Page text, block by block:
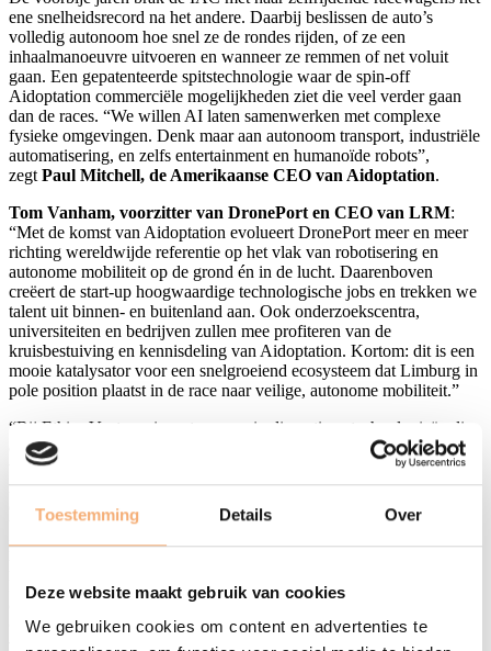
Toestemming Details Over
Deze website maakt gebruik van cookies
We gebruiken cookies om content en advertenties te
ene snelheidsrecord na het andere. Daarbij beslissen de auto’s
volledig autonoom hoe snel ze de rondes rijden, of ze een
inhaalmanoeuvre uitvoeren en wanneer ze remmen of net voluit
gaan. Een gepatenteerde spitstechnologie waar de spin-off
Aidoptation commerciële mogelijkheden ziet die veel verder gaan
dan de races. “We willen AI laten samenwerken met complexe
fysieke omgevingen. Denk maar aan autonoom transport, industriële
automatisering, en zelfs entertainment en humanoïde robots”,
zegt Paul Mitchell, de Amerikaanse CEO van Aidoptation.
Tom Vanham, voorzitter van DronePort en CEO van LRM:
“Met de komst van Aidoptation evolueert DronePort meer en meer
richting wereldwijde referentie op het vlak van robotisering en
autonome mobiliteit op de grond én in de lucht. Daarenboven
creëert de start-up hoogwaardige technologische jobs en trekken we
talent uit binnen- en buitenland aan. Ook onderzoekscentra,
universiteiten en bedrijven zullen mee profiteren van de
kruisbestuiving en kennisdeling van Aidoptation. Kortom: dit is een
mooie katalysator voor een snelgroeiend ecosysteem dat Limburg in
pole position plaatst in de race naar veilige, autonome mobiliteit.”
“Bij Ethias Ventures investeren we in disruptieve technologieën die
de toekomst van verzekeringen vormgeven. Als durfkapitaalpoot
van de op twee na grootste verzekeraar van België weten we dat het
niet-levensverzekeringslandschap de komende twee decennia
drastisch zal veranderen. Autonome mobiliteit speelt een cruciale rol
bij deze verschuiving, die risicomodellen, aansprakelijkheid en
klantverwachtingen grondig zal veranderen. Ons moederbedrijf
klaar zijn om de uitdagingen van morgen aan te gaan met
oplossingen op maat voor onze klanten”, vertelt
Chief Investment Officer bij Ethias & Voorzitter van de Raad
van Bestuur bij Ethias Ventures
. “Onze investering in